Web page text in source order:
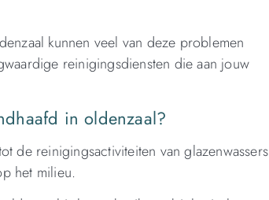
kunnen veel van deze problemen
reinigingsdiensten die aan jouw
in oldenzaal?
de reinigingsactiviteiten van glazenwassers
het milieu.